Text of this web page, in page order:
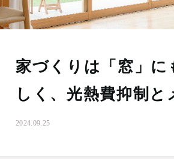
家づくりは「窓」
しく、光熱費抑制
2024.09.25